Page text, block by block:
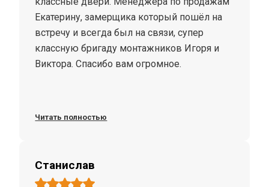
Екатерину, замерщика который пошёл на
встречу и всегда был на связи, супер
классную бригаду монтажников Игоря и
Виктора. Спасибо вам огромное.
Читать полностью
Станислав